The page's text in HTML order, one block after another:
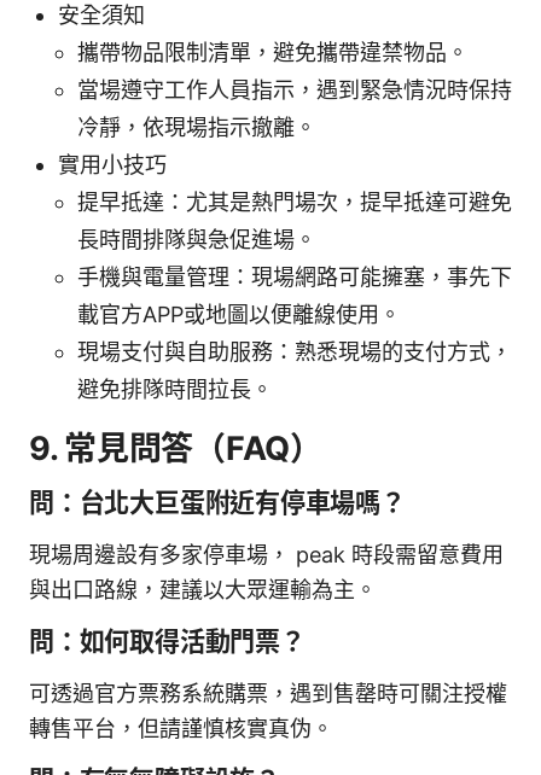
安全須知
攜帶物品限制清單，避免攜帶違禁物品。
當場遵守工作人員指示，遇到緊急情況時保持
冷靜，依現場指示撤離。
實用小技巧
提早抵達：尤其是熱門場次，提早抵達可避免
長時間排隊與急促進場。
手機與電量管理：現場網路可能擁塞，事先下
載官方APP或地圖以便離線使用。
現場支付與自助服務：熟悉現場的支付方式，
避免排隊時間拉長。
9. 常見問答（FAQ）
問：台北大巨蛋附近有停車場嗎？
現場周邊設有多家停車場， peak 時段需留意費用
與出口路線，建議以大眾運輸為主。
問：如何取得活動門票？
可透過官方票務系統購票，遇到售罄時可關注授權
轉售平台，但請謹慎核實真伪。